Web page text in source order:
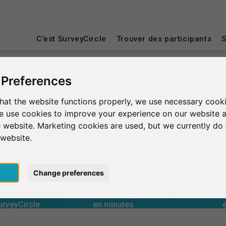
the website functions properly, we use necessary
use cookies to improve your experience on our website
website. Marketing cookies are used, but we currently
Change preferences
C'est SurveyCircle Trouver des participants
en minutes
0